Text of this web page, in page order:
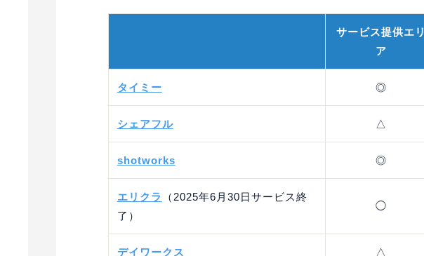
サービス提供エリ
ア
タイミー ◎
シェアフル △
shotworks ◎
エリクラ
（2025年6月30日サービス終
了）
◯
デイワークス △